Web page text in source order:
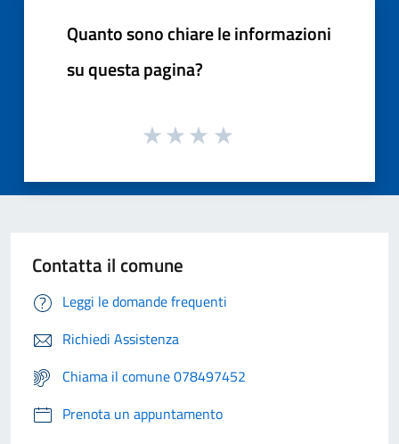
Quanto sono chiare le informazioni
su questa pagina?
Contatta il comune
Leggi le domande frequenti
Richiedi Assistenza
Chiama il comune 078497452
Prenota un appuntamento